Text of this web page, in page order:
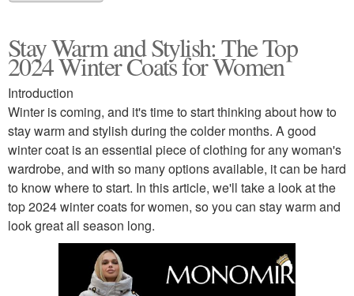
Stay Warm and Stylish: The Top
2024 Winter Coats for Women
Introduction
Winter is coming, and it's time to start thinking about how to
stay warm and stylish during the colder months. A good
winter coat is an essential piece of clothing for any woman's
wardrobe, and with so many options available, it can be hard
to know where to start. In this article, we'll take a look at the
top 2024 winter coats for women, so you can stay warm and
look great all season long.